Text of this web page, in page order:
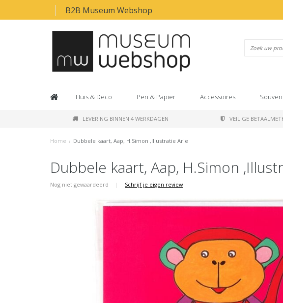
B2B Museum Webshop
Huis & Deco Pen & Papier Accessoires
LEVERING BINNEN 4 WERKDAGEN VEILIGE
Home / Dubbele kaart, Aap, H.Simon ,Illustratie Arie
Dubbele kaart, Aap, H.Simon
Nog niet gewaardeerd | Schrijf je eigen review